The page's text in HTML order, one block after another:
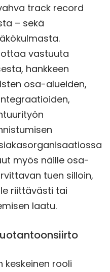
track record
– sekä
vastuuta
hankkeen
osa-alueiden,
myös näille osa-
tuen silloin,
riittävästi tai
laatu.
keskeinen rooli